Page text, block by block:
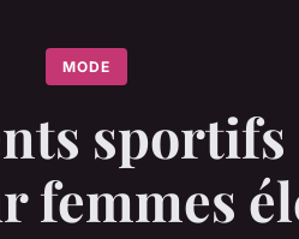
MODE
femmes